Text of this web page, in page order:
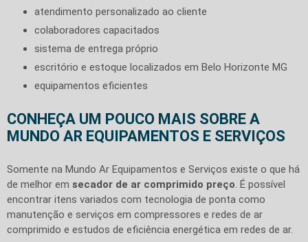
atendimento personalizado ao cliente
colaboradores capacitados
sistema de entrega próprio
escritório e estoque localizados em Belo Horizonte MG
equipamentos eficientes
CONHEÇA UM POUCO MAIS SOBRE A
MUNDO AR EQUIPAMENTOS E SERVIÇOS
Somente na Mundo Ar Equipamentos e Serviços existe o que há
de melhor em secador de ar comprimido preço. É possível
encontrar itens variados com tecnologia de ponta como
manutenção e serviços em compressores e redes de ar
comprimido e estudos de eficiência energética em redes de ar.